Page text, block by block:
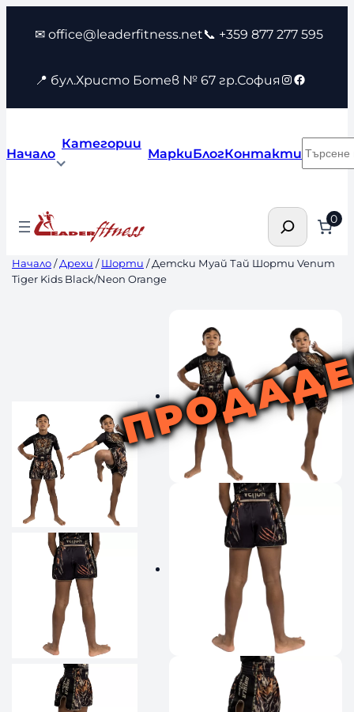
съдържанието
✉ office@leaderfitness.net📞 +359 877 277 595
📍 бул.Христо Ботев № 67 гр.София Instagram
Facebook
Начало
Категории
МаркиБлогКонтакти
Търсене 0
Начало/Дрехи /Шорти / Детски Муай Тай Шорти Venum
Tiger Kids Black/Neon Orange